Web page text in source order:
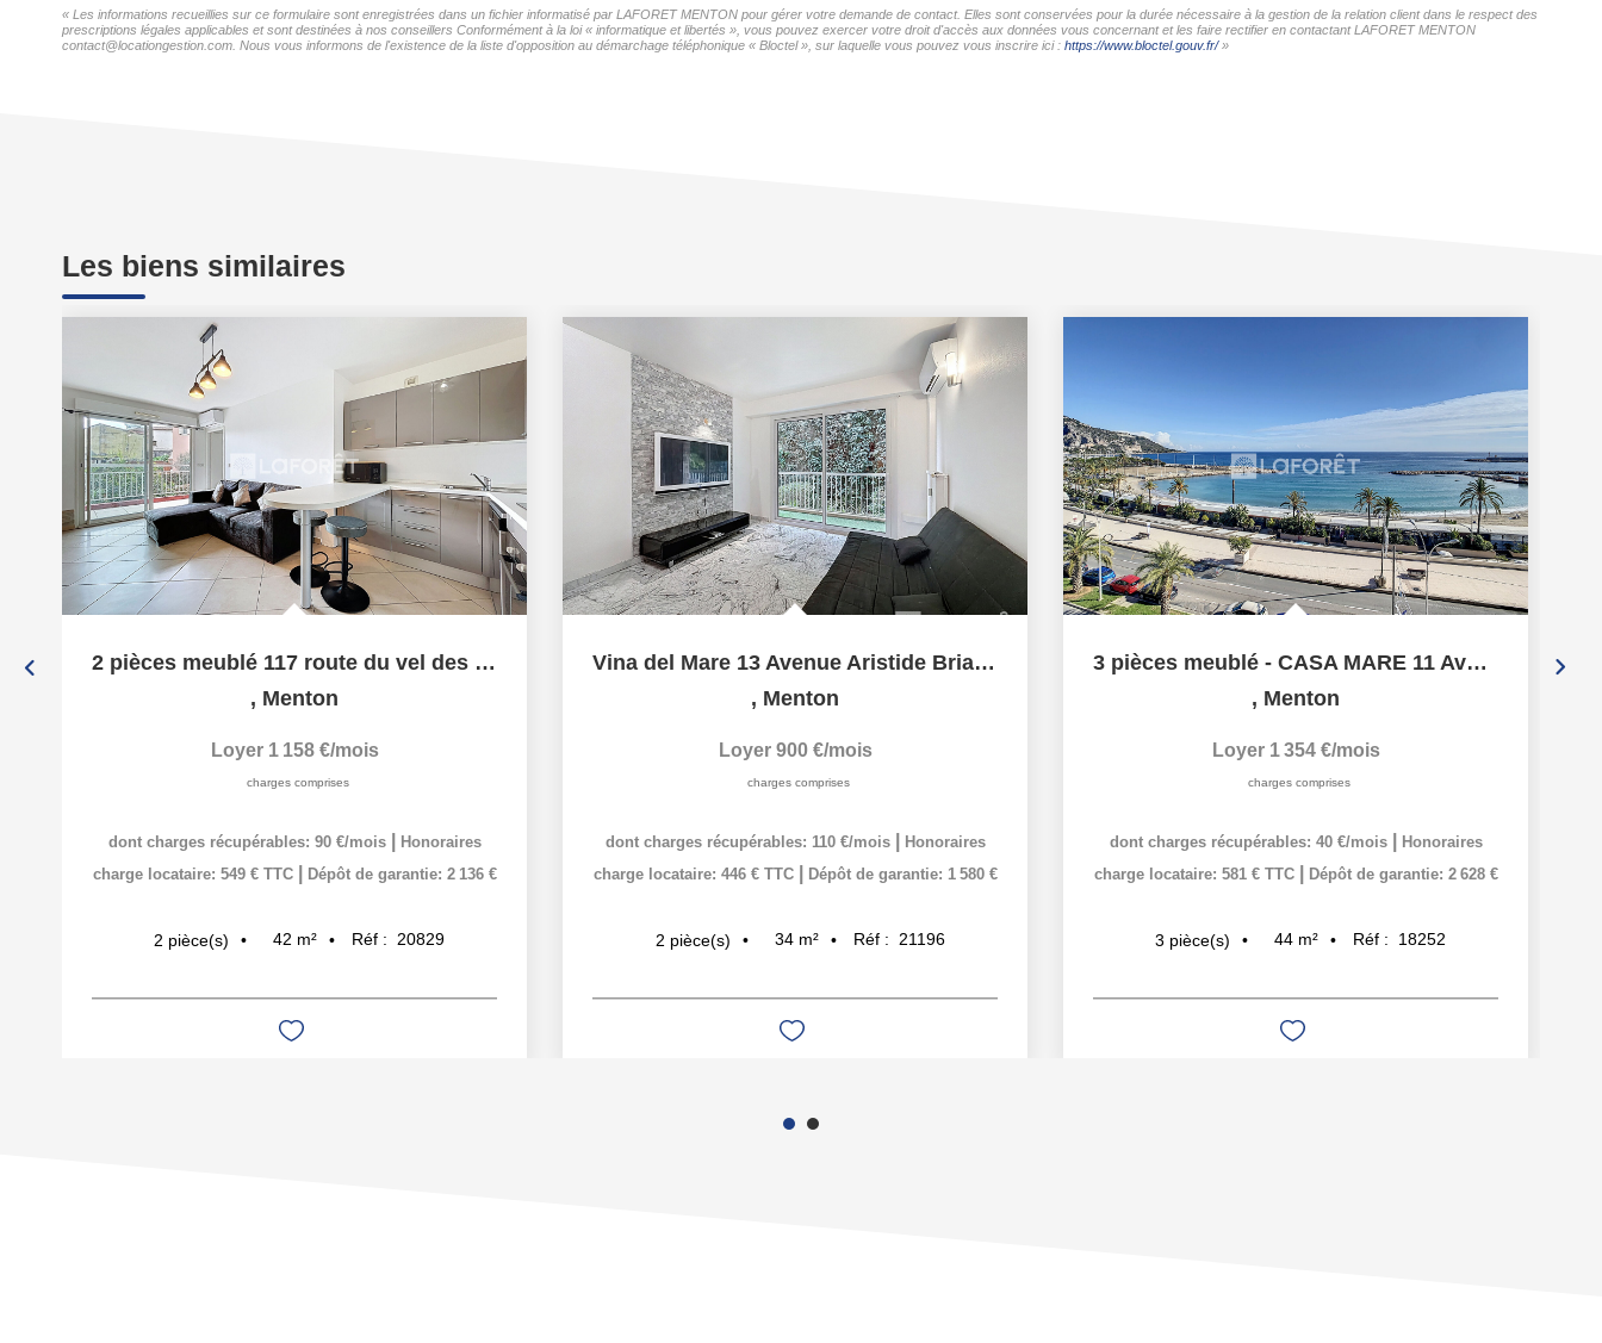
« Les informations recueillies sur ce formulaire sont enregistrées dans un fichier informatisé par LAFORET MENTON pour gérer votre demande de contact. Elles sont conservées pour la durée nécessaire à la gestion de la relation client dans le respect des
prescriptions légales applicables et sont destinées à nos conseillers Conformément à la loi « informatique et libertés », vous pouvez exercer votre droit d'accès aux données vous concernant et les faire rectifier en contactant LAFORET MENTON
contact@locationgestion.com. Nous vous informons de l'existence de la liste d'opposition au démarchage téléphonique « Bloctel », sur laquelle vous pouvez vous inscrire ici : https://www.bloctel.gouv.fr/»
Les biens similaires
2 pièces meublé 117 route du vel des castagnins 06500 MENTON
, Menton
Loyer 1 158 €/mois
charges comprises
dont charges récupérables: 90 €/mois
Honoraires
charge locataire: 549 € TTC
Dépôt de garantie: 2 136 €
2 pièce(s) 42 m² Réf : 20829
Vina del Mare 13 Avenue Aristide Briand 06500 MENTON
, Menton
Loyer 900 €/mois
charges comprises
dont charges récupérables: 110 €/mois
Honoraires
charge locataire: 446 € TTC
Dépôt de garantie: 1 580 €
2 pièce(s) 34 m² Réf : 21196
3 pièces meublé - CASA MARE 11 Avenue Porte de France 06500
, Menton
Loyer 1 354 €/mois
charges comprises
dont charges récupérables: 40 €/mois
Honoraires
charge locataire: 581 € TTC
Dépôt de garantie: 2 628 €
3 pièce(s) 44 m² Réf : 18252